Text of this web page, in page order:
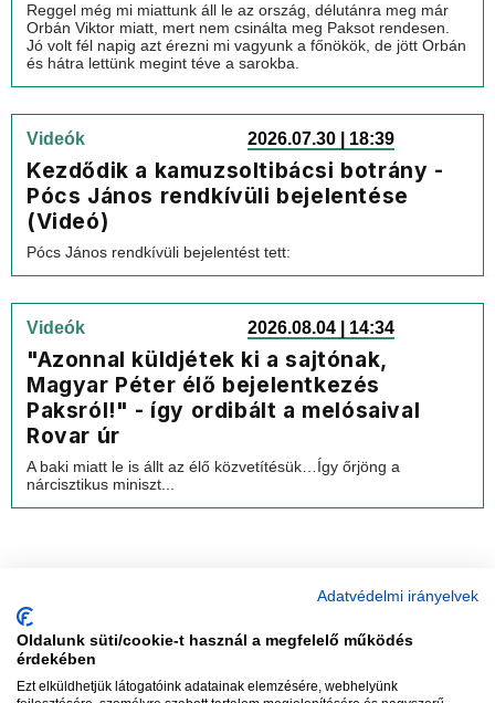
Reggel még mi miattunk áll le az ország, délutánra meg már
Orbán Viktor miatt, mert nem csinálta meg Paksot rendesen.
Jó volt fél napig azt érezni mi vagyunk a főnökök, de jött Orbán
és hátra lettünk megint téve a sarokba.
Videók 2026.07.30 | 18:39
Kezdődik a kamuzsoltibácsi botrány -
Pócs János rendkívüli bejelentése
(Videó)
Pócs János rendkívüli bejelentést tett:
Videók 2026.08.04 | 14:34
"Azonnal küldjétek ki a sajtónak,
Magyar Péter élő bejelentkezés
Paksról!" - így ordibált a melósaival
Rovar úr
A baki miatt le is állt az élő közvetítésük…Így őrjöng a
nárcisztikus miniszt...
Adatvédelmi irányelvek
Oldalunk süti/cookie-t használ a megfelelő működés
érdekében
Ezt elküldhetjük látogatóink adatainak elemzésére, webhelyünk